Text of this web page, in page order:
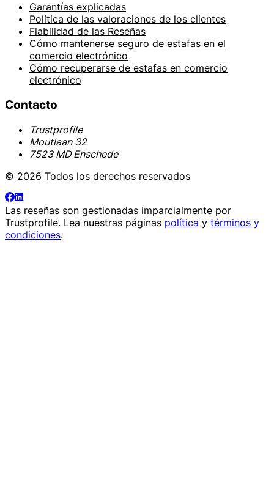
Garantías explicadas
Política de las valoraciones de los clientes
Fiabilidad de las Reseñas
Cómo mantenerse seguro de estafas en el
comercio electrónico
Cómo recuperarse de estafas en comercio
electrónico
Contacto
Trustprofile
Moutlaan 32
7523 MD Enschede
© 2026 Todos los derechos reservados
Las reseñas son gestionadas imparcialmente por
Trustprofile. Lea nuestras páginas política y términos y
condiciones.